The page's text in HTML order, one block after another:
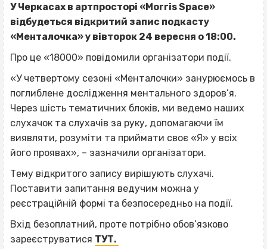
У Черкасах в артпросторі «Morris Space»
відбудеться відкритий запис подкасту
«Менталочка» у вівторок 24 вересня о 18:00.
Про це «18000» повідомили організатори події.
«У четвертому сезоні «Менталочки» занурюємось в
поглиблене дослідження ментального здоров’я.
Через шість тематичних блоків, ми ведемо наших
слухачок та слухачів за руку, допомагаючи їм
виявляти, розуміти та приймати своє «Я» у всіх
його проявах», – зазначили організатори.
Тему відкритого запису вирішують слухачі.
Поставити запитання ведучим можна у
реєстраційній формі та безпосередньо на події.
Вхід безоплатний, проте потрібно обов’язково
зареєструватися ТУТ.